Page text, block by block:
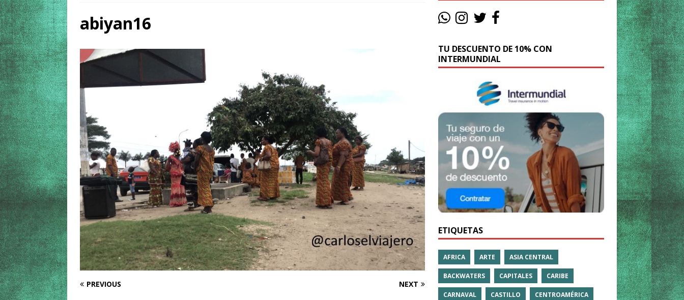
[ 22 noviembre, 2025 ]
[ 9 octubre, 2025 ] JAMAICA. La historia de la misteriosa avioneta de la playa
[ 27 septiembre, 2025 ]
Cómo moverse en Seychelles de manera sostenible
[ 3 agosto, 2025 ] Qué ver en Manama. La capital de Baréin
Ela Nguema. El barrio más castizo de Malabo GUINEA ECUATORIAL
abiyan16
PREVIOUS NEXT
TU DESCUENTO DE 10% CON
INTERMUNDIAL
ETIQUETAS
AFRICA ARTE ASIA CENTRAL
BACKWATERS CAPITALES CARIBE
CARNAVAL CASTILLO CENTROAMÉRICA